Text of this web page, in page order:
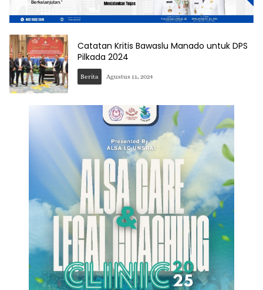
Catatan Kritis Bawaslu Manado untuk DPS
Pilkada 2024
Berita Agustus 11, 2024